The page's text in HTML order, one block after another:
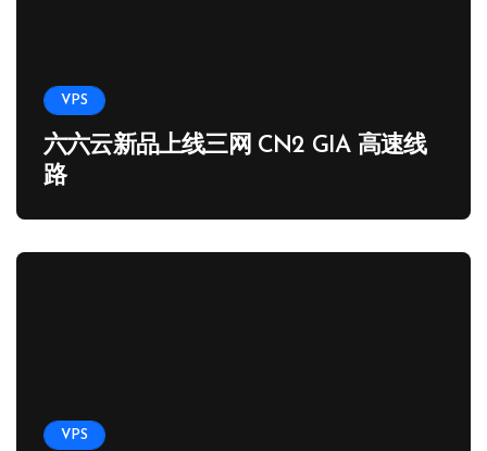
VPS
六六云新品上线三网 CN2 GIA 高速线
路
VPS